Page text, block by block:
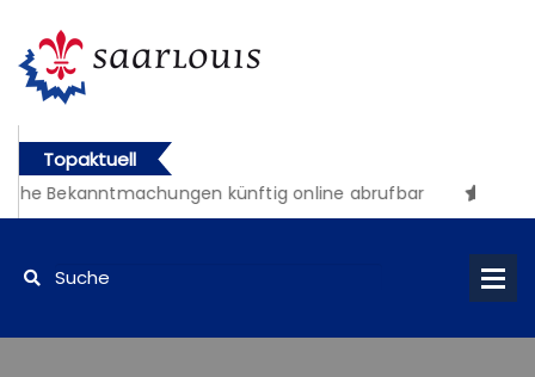
Topaktuell
Bekanntmachungen künftig online abrufbar